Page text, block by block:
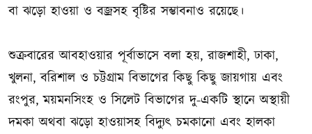
বা ঝড়ো হাওয়া ও বজ্রসহ বৃষ্টির সম্ভাবনাও রয়েছে।
শুক্রবারের আবহাওয়ার পূর্বাভাসে বলা হয়, রাজশাহী, ঢাকা,
খুলনা, বরিশাল ও চট্টগ্রাম বিভাগের কিছু কিছু জায়গায় এবং
রংপুর, ময়মনসিংহ ও সিলেট বিভাগের দু-একটি স্থানে অস্থায়ী
দমকা অথবা ঝড়ো হাওয়াসহ বিদ্যুৎ চমকানো এবং হালকা